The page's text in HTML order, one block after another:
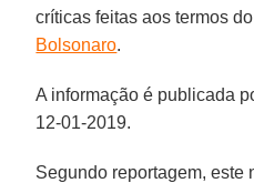
críticas feitas aos termos
Bolsonaro.
A informação é publicada
12-01-2019.
Segundo reportagem, este